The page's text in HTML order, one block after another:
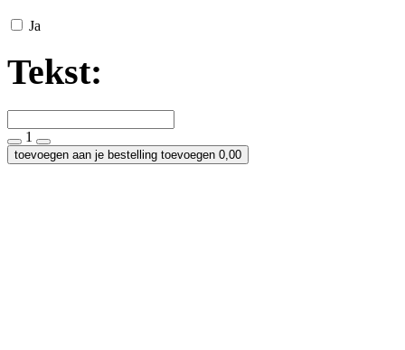
Ja
Tekst:
1
toevoegen aan je bestelling toevoegen 0,00